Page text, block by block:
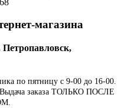
магазина
по пятницу с 9-00 до 16-00.
Выдача заказа ТОЛЬКО ПОСЛЕ